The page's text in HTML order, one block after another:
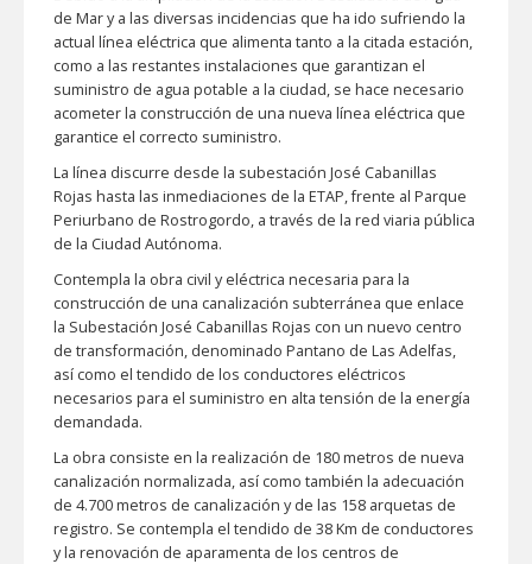
de Mar y a las diversas incidencias que ha ido sufriendo la
actual línea eléctrica que alimenta tanto a la citada estación,
como a las restantes instalaciones que garantizan el
suministro de agua potable a la ciudad, se hace necesario
acometer la construcción de una nueva línea eléctrica que
garantice el correcto suministro.
La línea discurre desde la subestación José Cabanillas
Rojas hasta las inmediaciones de la ETAP, frente al Parque
Periurbano de Rostrogordo, a través de la red viaria pública
de la Ciudad Autónoma.
Contempla la obra civil y eléctrica necesaria para la
construcción de una canalización subterránea que enlace
la Subestación José Cabanillas Rojas con un nuevo centro
de transformación, denominado Pantano de Las Adelfas,
así como el tendido de los conductores eléctricos
necesarios para el suministro en alta tensión de la energía
demandada.
La obra consiste en la realización de 180 metros de nueva
canalización normalizada, así como también la adecuación
de 4.700 metros de canalización y de las 158 arquetas de
registro. Se contempla el tendido de 38 Km de conductores
y la renovación de aparamenta de los centros de